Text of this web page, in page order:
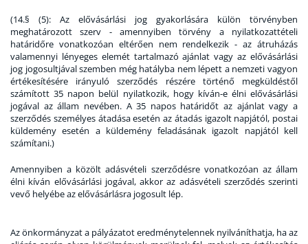
(14.§ (5): Az elővásárlási jog gyakorlására külön törvényben
meghatározott szerv - amennyiben törvény a nyilatkozattételi
határidőre vonatkozóan eltérően nem rendelkezik - az átruházás
valamennyi lényeges elemét tartalmazó ajánlat vagy az elővásárlási
jog jogosultjával szemben még hatályba nem lépett a nemzeti vagyon
értékesítésére irányuló szerződés részére történő megküldéstől
számított 35 napon belül nyilatkozik, hogy kíván-e élni elővásárlási
jogával az állam nevében. A 35 napos határidőt az ajánlat vagy a
szerződés személyes átadása esetén az átadás igazolt napjától, postai
küldemény esetén a küldemény feladásának igazolt napjától kell
számítani.)
Amennyiben a közölt adásvételi szerződésre vonatkozóan az állam
élni kíván elővásárlási jogával, akkor az adásvételi szerződés szerinti
vevő helyébe az elővásárlásra jogosult lép.
Az önkormányzat a pályázatot eredménytelennek nyilváníthatja, ha az